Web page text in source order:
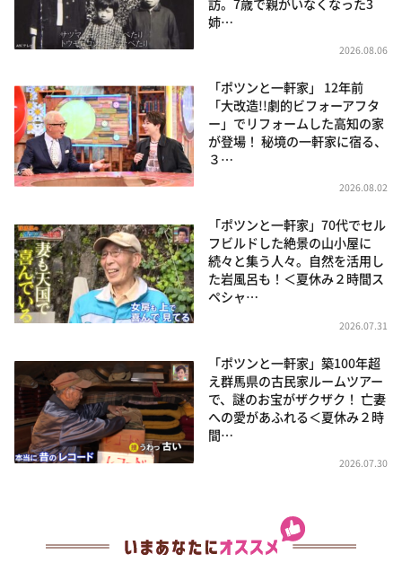
姉…
2026.08.06
「ポツンと一軒家」 12年前
「大改造!!劇的ビフォーアフタ
ー」でリフォームした高知の家
が登場！ 秘境の一軒家に宿る、
３…
2026.08.02
「ポツンと一軒家」70代でセル
フビルドした絶景の山小屋に
続々と集う人々。自然を活用し
た岩風呂も！＜夏休み２時間ス
ペシャ…
2026.07.31
「ポツンと一軒家」築100年超
え群馬県の古民家ルームツアー
で、謎のお宝がザクザク！ 亡妻
への愛があふれる＜夏休み２時
間…
2026.07.30